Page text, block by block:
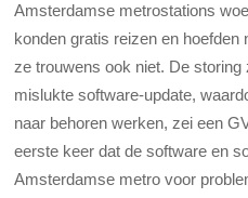
Amsterdamse metrostations
konden gratis reizen en
ze trouwens ook niet. De
mislukte software-update,
naar behoren werken, zei een
eerste keer dat de software en
Amsterdamse metro voor